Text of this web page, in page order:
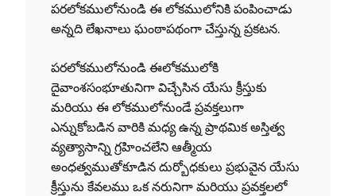
పరలోకములోనుండి ఈ లోకములోనికి పంపించాడు
అన్నది లేఖనాలు ఘంఠాపథంగా చేస్తున్న ప్రకటన.
పరలోకములోనుండి ఈలోకములోకి
దైవాంశసంభూతునిగా విచ్చేసిన యేసు క్రీస్తుకు
మరియు ఈ లోకములోనుండే ప్రవక్తలుగా
ఎన్నుకోబడిన వారికి మధ్య ఉన్న ప్రాథమిక అస్తిత్వ
వ్యత్యాసాన్ని గ్రహించలేని ఆత్మీయ
అంధత్వముతోకూడిన దుర్బోధకులు ప్రభువైన యేసు
క్రీస్తును కేవలము ఒక నరునిగా మరియు ప్రవక్తలలో